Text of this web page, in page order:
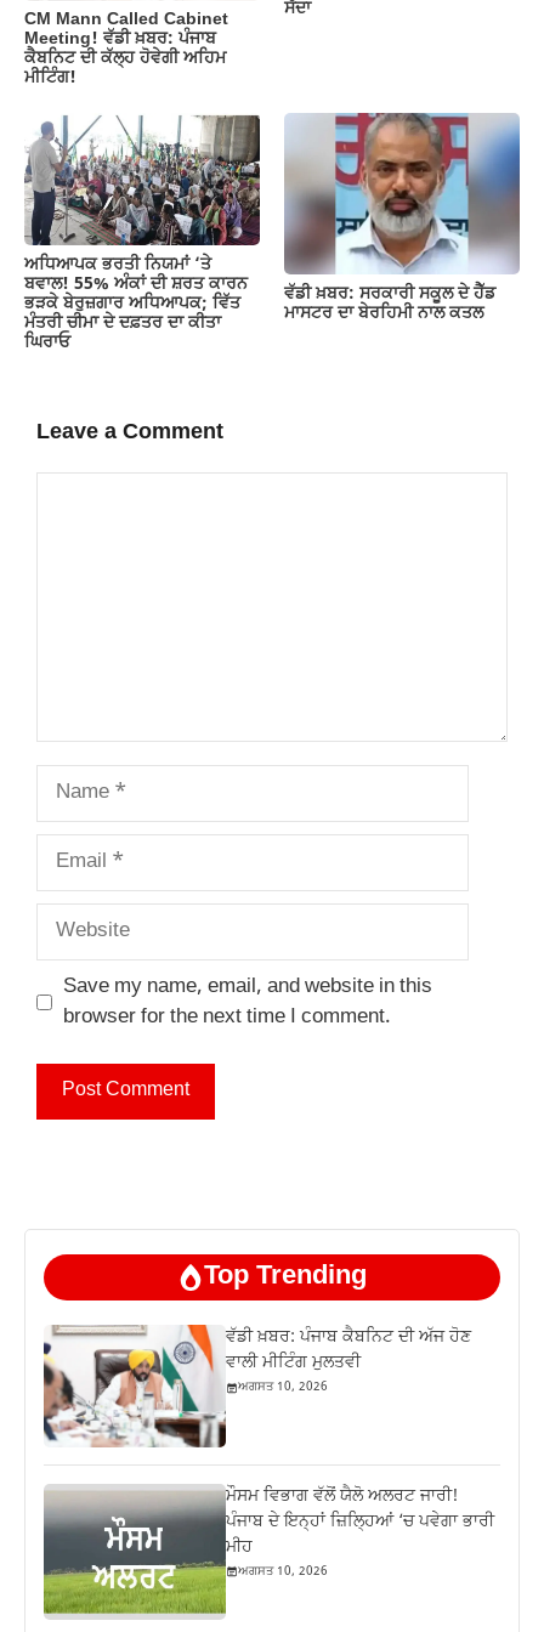
CM Mann Called Cabinet
Meeting! ਵੱਡੀ ਖ਼ਬਰ: ਪੰਜਾਬ
ਕੈਬਨਿਟ ਦੀ ਕੱਲ੍ਹ ਹੋਵੇਗੀ ਅਹਿਮ
ਮੀਟਿੰਗ!
ਸੱਦਾ
ਅਧਿਆਪਕ ਭਰਤੀ ਨਿਯਮਾਂ ‘ਤੇ
ਬਵਾਲ! 55% ਅੰਕਾਂ ਦੀ ਸ਼ਰਤ ਕਾਰਨ
ਭੜਕੇ ਬੇਰੁਜ਼ਗਾਰ ਅਧਿਆਪਕ; ਵਿੱਤ
ਮੰਤਰੀ ਚੀਮਾ ਦੇ ਦਫ਼ਤਰ ਦਾ ਕੀਤਾ
ਘਿਰਾਓ
ਵੱਡੀ ਖ਼ਬਰ: ਸਰਕਾਰੀ ਸਕੂਲ ਦੇ ਹੈੱਡ
ਮਾਸਟਰ ਦਾ ਬੇਰਹਿਮੀ ਨਾਲ ਕਤਲ
Leave a Comment
Name
Email
Website
Save my name, email, and website in this
browser for the next time I comment.
Top Trending
ਵੱਡੀ ਖ਼ਬਰ: ਪੰਜਾਬ ਕੈਬਨਿਟ ਦੀ ਅੱਜ ਹੋਣ
ਵਾਲੀ ਮੀਟਿੰਗ ਮੁਲਤਵੀ
ਅਗਸਤ 10, 2026
ਮੌਸਮ ਵਿਭਾਗ ਵੱਲੋਂ ਯੈਲੋ ਅਲਰਟ ਜਾਰੀ!
ਪੰਜਾਬ ਦੇ ਇਨ੍ਹਾਂ ਜ਼ਿਲ੍ਹਿਆਂ ‘ਚ ਪਵੇਗਾ ਭਾਰੀ
ਮੀਹ
ਅਗਸਤ 10, 2026